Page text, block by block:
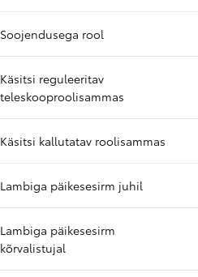
Soojendusega rool
Käsitsi reguleeritav
teleskooproolisammas
Käsitsi kallutatav roolisammas
Lambiga päikesesirm juhil
Lambiga päikesesirm
kõrvalistujal